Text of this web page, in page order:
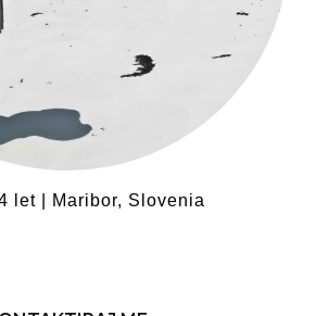
let | Maribor, Slovenia